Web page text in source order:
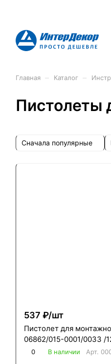
Главная Каталог
Пистолеты
Сначала популярные
537 ₽/шт
Пистолет для
06862/015-0001/0033 /
0 В наличии Арт.